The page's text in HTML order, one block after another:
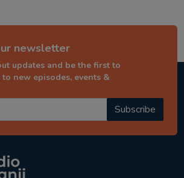
newsletter
updates and be the first to
to new episodes, events &
Subscribe